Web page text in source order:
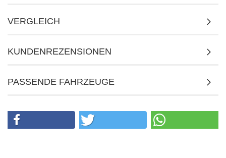
VERGLEICH
KUNDENREZENSIONEN
PASSENDE FAHRZEUGE